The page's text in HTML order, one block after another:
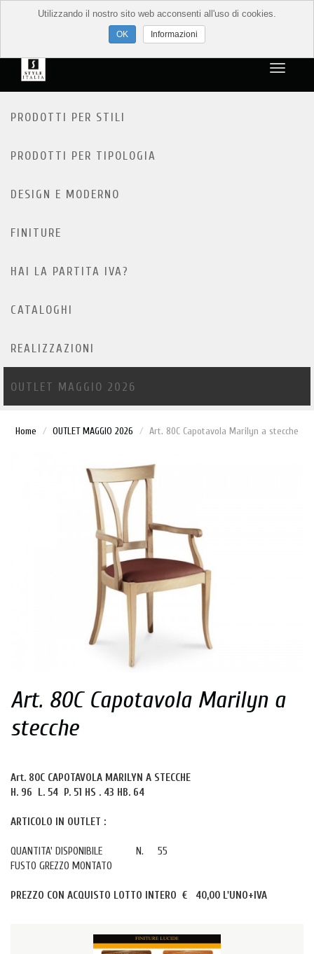
PRODOTTI PER STILI
PRODOTTI PER TIPOLOGIA
DESIGN E MODERNO
FINITURE
HAI LA PARTITA IVA?
CATALOGHI
REALIZZAZIONI
OUTLET MAGGIO 2026
Home OUTLET MAGGIO 2026 Art. 80C Capotavola Marilyn a stecche
Art. 80C Capotavola Marilyn a
stecche
Art. 80C CAPOTAVOLA MARILYN A STECCHE
H. 96 L. 54 P. 51 HS . 43 HB. 64
ARTICOLO IN OUTLET :
QUANTITA' DISPONIBILE N. 55
FUSTO GREZZO MONTATO
PREZZO CON ACQUISTO LOTTO INTERO € 40,00 L'UNO+IVA
Utilizzando il nostro sito web acconsenti all'uso di cookies.
Informazioni